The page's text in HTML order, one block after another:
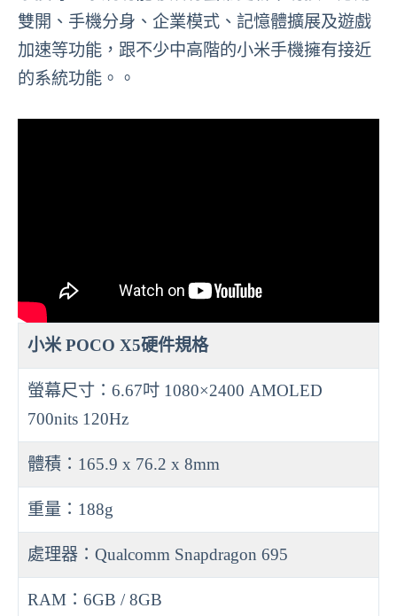
雙開、手機分身、企業模式、記憶體擴展及遊戲
加速等功能，跟不少中高階的小米手機擁有接近
的系統功能。。
小米 POCO X5硬件規格
螢幕尺寸：6.67吋 1080×2400 AMOLED
700nits 120Hz
體積：165.9 x 76.2 x 8mm
重量：188g
處理器：Qualcomm Snapdragon 695
RAM：6GB / 8GB